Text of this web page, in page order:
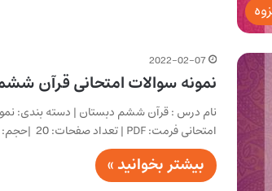
2022-02-07
نمونه سوالات امتحانی قرآن
نام درس : قرآن ششم دبستان | دسته بندی:
امتحانی فرمت: PDF | تعداد صفحات: 20 |حجم: 5…
بیشتر بخوانید »